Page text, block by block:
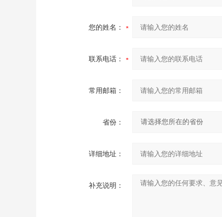
您的姓名：
联系电话：
常用邮箱：
省份：
详细地址：
补充说明：